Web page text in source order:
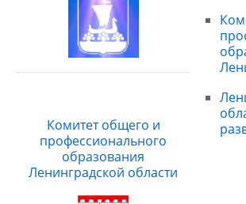
Комитет общего и
профессионального
образования
Ленинградской области